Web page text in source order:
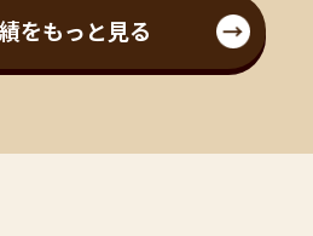
をもっと見る